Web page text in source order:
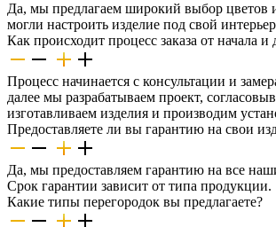
Да, мы предлагаем широкий выбор цветов
могли настроить изделие под свой
Как происходит процесс заказа от начала и
Процесс начинается с консультации и
далее мы разрабатываем проект,
изготавливаем изделия и производим
Предоставляете ли вы гарантию на свои
Да, мы предоставляем гарантию на все
Срок гарантии зависит от типа продукции.
Какие типы перегородок вы предлагаете?